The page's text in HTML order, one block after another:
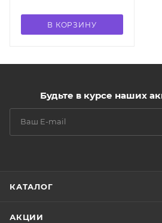
В КОРЗИНУ
Будьте в курсе наших
КАТАЛОГ
АКЦИИ